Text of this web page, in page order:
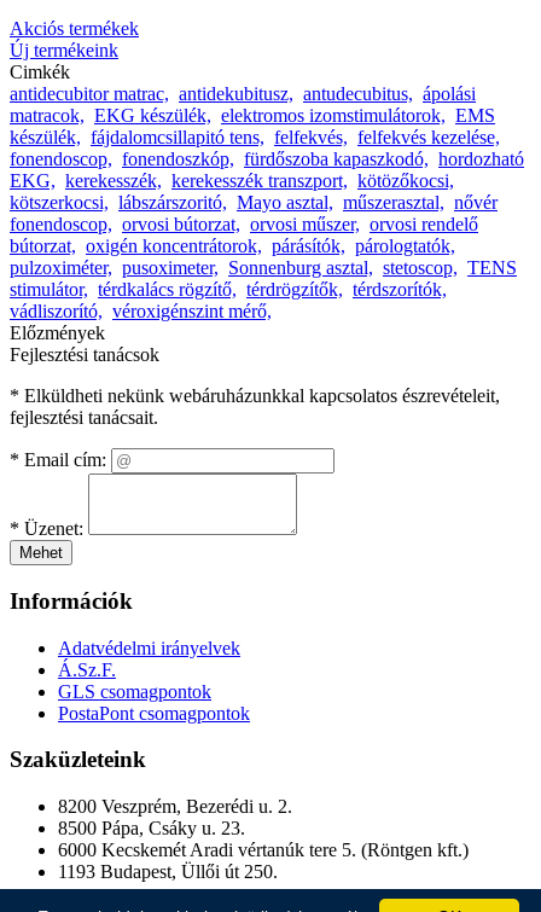
Akciós termékek
Új termékeink
Cimkék
antidecubitor matrac, antidekubitusz, antudecubitus, ápolási
matracok, EKG készülék, elektromos izomstimulátorok, EMS
készülék, fájdalomcsillapitó tens, felfekvés, felfekvés kezelése,
fonendoscop, fonendoszkóp, fürdőszoba kapaszkodó, hordozható
EKG, kerekesszék, kerekesszék transzport, kötözőkocsi,
kötszerkocsi, lábszárszoritó, Mayo asztal, műszerasztal, nővér
fonendoscop, orvosi bútorzat, orvosi műszer, orvosi rendelő
bútorzat, oxigén koncentrátorok, párásítók, párologtatók,
pulzoximéter, pusoximeter, Sonnenburg asztal, stetoscop, TENS
stimulátor, térdkalács rögzítő, térdrögzítők, térdszorítók,
vádliszorító, véroxigénszint mérő,
Előzmények
Fejlesztési tanácsok
* Elküldheti nekünk webáruházunkkal kapcsolatos észrevételeit,
fejlesztési tanácsait.
* Email cím:
* Üzenet:
Mehet
Információk
Adatvédelmi irányelvek
Á.Sz.F.
GLS csomagpontok
PostaPont csomagpontok
Szaküzleteink
8200 Veszprém, Bezerédi u. 2.
8500 Pápa, Csáky u. 23.
6000 Kecskemét Aradi vértanúk tere 5. (Röntgen kft.)
1193 Budapest, Üllői út 250.